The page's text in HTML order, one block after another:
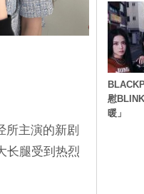
所主演的新剧
长腿受到热烈
慰
暖」